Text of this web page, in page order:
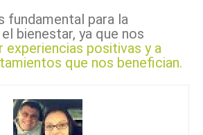
fundamental para la
bienestar, ya que nos
experiencias positivas y a
que nos benefician.